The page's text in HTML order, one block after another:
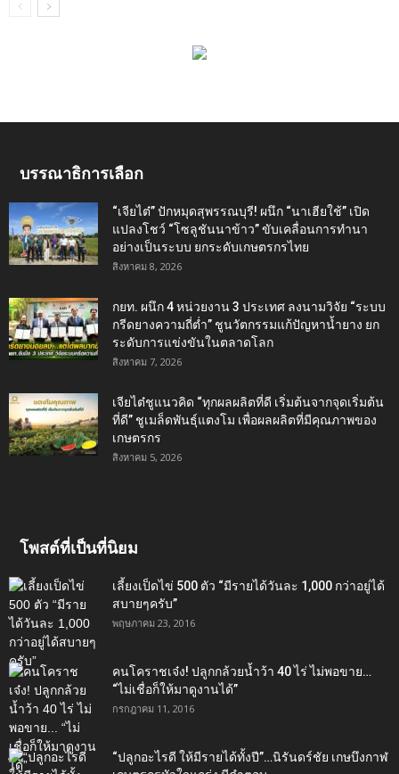
บรรณาธิการเลือก
“เจียไต๋” ปักหมุดสุพรรณบุรี! ผนึก “นาเฮียใช้” เปิด
แปลงโชว์ “โซลูชันนาข้าว” ขับเคลื่อนการทำนา
อย่างเป็นระบบ ยกระดับเกษตรกรไทย
สิงหาคม 8, 2026
กยท. ผนึก 4 หน่วยงาน 3 ประเทศ ลงนามวิจัย “ระบบ
กรีดยางความถี่ต่ำ” ชูนวัตกรรมแก้ปัญหาน้ำยาง ยก
ระดับการแข่งขันในตลาดโลก
สิงหาคม 7, 2026
เจียไต๋ชูแนวคิด “ทุกผลผลิตที่ดี เริ่มต้นจากจุดเริ่มต้น
ที่ดี” ชูเมล็ดพันธุ์แตงโม เพื่อผลผลิตที่มีคุณภาพของ
เกษตรกร
สิงหาคม 5, 2026
โพสต์ที่เป็นที่นิยม
เลี้ยงเป็ดไข่ 500 ตัว “มีรายได้วันละ 1,000 กว่าอยู่ได้
สบายๆครับ”
พฤษภาคม 23, 2016
คนโคราชเจ๋ง! ปลูกกล้วยน้ำว้า 40 ไร่ ไม่พอขาย…
“ไม่เชื่อก็ให้มาดูงานได้”‬
กรกฎาคม 11, 2016
“ปลูกอะไรดี ให้มีรายได้ทั้งปี”…นิรันดร์ชัย เกษบึงกาฬ